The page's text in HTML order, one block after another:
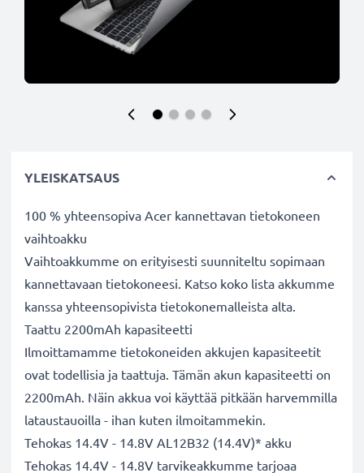
YLEISKATSAUS
100 % yhteensopiva Acer kannettavan tietokoneen
vaihtoakku
Vaihtoakkumme on erityisesti suunniteltu sopimaan
kannettavaan tietokoneesi. Katso koko lista akkumme
kanssa yhteensopivista tietokonemalleista alta.
Taattu 2200mAh kapasiteetti
Ilmoittamamme tietokoneiden akkujen kapasiteetit
ovat todellisia ja taattuja. Tämän akun kapasiteetti on
2200mAh. Näin akkua voi käyttää pitkään harvemmilla
lataustauoilla - ihan kuten ilmoitammekin.
Tehokas 14.4V - 14.8V AL12B32 (14.4V)* akku
Tehokas 14.4V - 14.8V tarvikeakkumme tarjoaa